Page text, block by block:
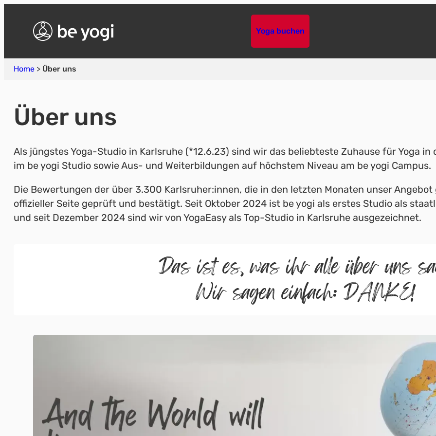
Yoga buchen
Home > Über uns
Über uns
Als jüngstes Yoga-Studio in Karlsruhe (*12.6.23) sind wir das beliebteste Zuhause für Yoga
im be yogi Studio sowie Aus- und Weiterbildungen auf höchstem Niveau am be yogi Campus.
Die Bewertungen der über 3.300 Karlsruher:innen, die in den letzten Monaten unser
offizieller Seite geprüft und bestätigt. Seit Oktober 2024 ist be yogi als erstes Studio als
und seit Dezember 2024 sind wir von YogaEasy als Top-Studio in Karlsruhe ausgezeichnet.
Das ist es, was ihr alle über uns
Wir sagen einfach: DANKE!